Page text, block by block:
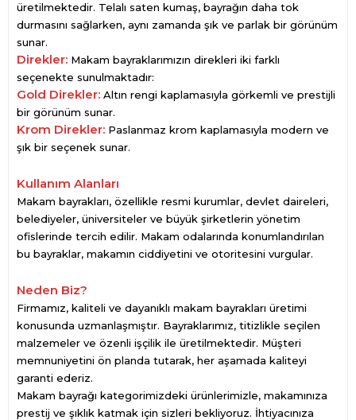
üretilmektedir. Telalı saten kumaş, bayrağın daha tok
durmasını sağlarken, aynı zamanda şık ve parlak bir görünüm
sunar.
Direkler: Makam bayraklarımızın direkleri iki farklı
seçenekte sunulmaktadır:
Gold Direkler: Altın rengi kaplamasıyla görkemli ve prestijli
bir görünüm sunar.
Krom Direkler: Paslanmaz krom kaplamasıyla modern ve
şık bir seçenek sunar.
Kullanım Alanları
Makam bayrakları, özellikle resmi kurumlar, devlet daireleri,
belediyeler, üniversiteler ve büyük şirketlerin yönetim
ofislerinde tercih edilir. Makam odalarında konumlandırılan
bu bayraklar, makamın ciddiyetini ve otoritesini vurgular.
Neden Biz?
Firmamız, kaliteli ve dayanıklı makam bayrakları üretimi
konusunda uzmanlaşmıştır. Bayraklarımız, titizlikle seçilen
malzemeler ve özenli işçilik ile üretilmektedir. Müşteri
memnuniyetini ön planda tutarak, her aşamada kaliteyi
garanti ederiz.
Makam bayrağı kategorimizdeki ürünlerimizle, makamınıza
prestij ve şıklık katmak için sizleri bekliyoruz. İhtiyacınıza